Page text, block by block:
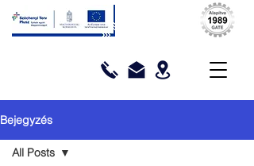
Bejegyzés
All Posts